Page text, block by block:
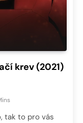
krev (2021)
tak to pro vás